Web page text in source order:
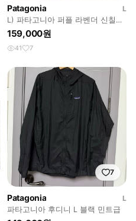
Patagonia
L
L) 파타고니아 퍼플 라벤더 신칠라
플리스
159,000원
41 7
7
Patagonia
L
파타고니아 후디니 L 블랙 민트급